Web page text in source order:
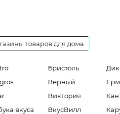
товаров для дома
вкуса
Бристоль
Верный
Виктория
ВкусВилл